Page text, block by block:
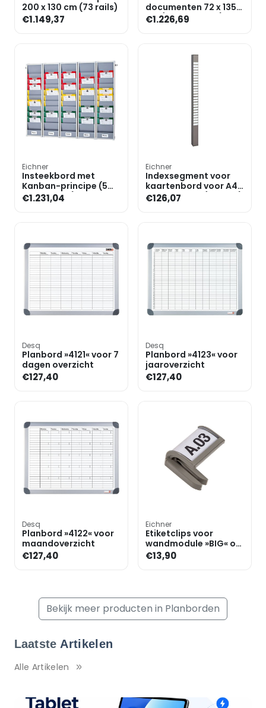
200 x 130 cm (73 rails)
€1.149,37
documenten 72 x 135
cm (3x 25 vakken)
€1.226,69
Eichner
Insteekbord met
Kanban-principe (5
segmenten)
€1.231,04
Eichner
Indexsegment voor
kaartenbord voor A4
documenten (25 rijen)
€126,07
Desq
Planbord »4121« voor 7
dagen overzicht
€127,40
Desq
Planbord »4123« voor
jaaroverzicht
€127,40
Desq
Planbord »4122« voor
maandoverzicht
€127,40
Eichner
Etiketclips voor
wandmodule »BIG« of
»FLAT«, klein
€13,90
Bekijk meer producten in Planborden
Laatste Artikelen
Alle Artikelen